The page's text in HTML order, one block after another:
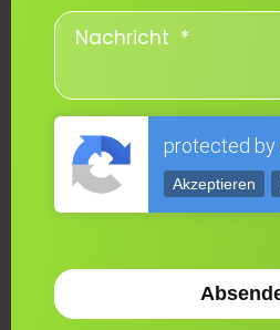
protected by
Akzeptieren